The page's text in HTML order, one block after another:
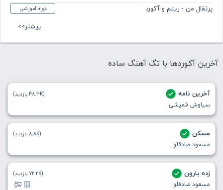
پرتقال من - ریتم و آکورد دوره آموزشی
بیشتر>>
آخرین آکوردها با تگ آهنگ ساده
آخرین نامه
سیاوش قمیشی
(48.3K بازدید)
مسکن
مسعود صادقلو
(8.8K بازدید)
زده بارون
مسعود صادقلو
(72.2K بازدید)